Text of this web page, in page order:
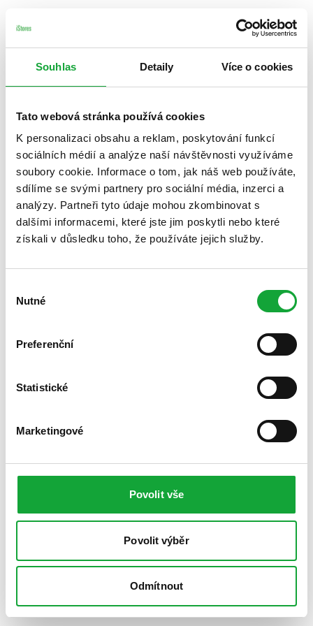
Souhlas Detaily Více o cookies
Tato webová stránka používá cookies
K personalizaci obsahu a reklam, poskytování funkcí
sociálních médií a analýze naší návštěvnosti využíváme
soubory cookie. Informace o tom, jak náš web používáte,
sdílíme se svými partnery pro sociální média, inzerci a
analýzy. Partneři tyto údaje mohou zkombinovat s
dalšími informacemi, které jste jim poskytli nebo které
získali v důsledku toho, že používáte jejich služby.
souhlasu
Nutné
Preferenční
Statistické
Marketingové
Povolit vše
Povolit výběr
Odmítnout